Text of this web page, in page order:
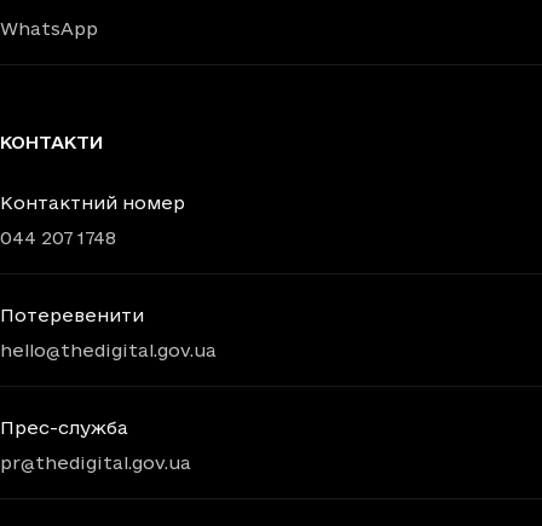
WhatsApp
КОНТАКТИ
Контактний номер
044 207 1748
Потеревенити
hello@thedigital.gov.ua
Прес-служба
pr@thedigital.gov.ua